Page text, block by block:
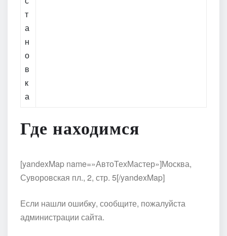
т
а
н
о
в
к
а
Где находимся
[yandexMap name=»АвтоТехМастер»]Москва,
Суворовская пл., 2, стр. 5[/yandexMap]
Если нашли ошибку, сообщите, пожалуйста
администрации сайта.